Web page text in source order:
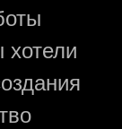
хотели